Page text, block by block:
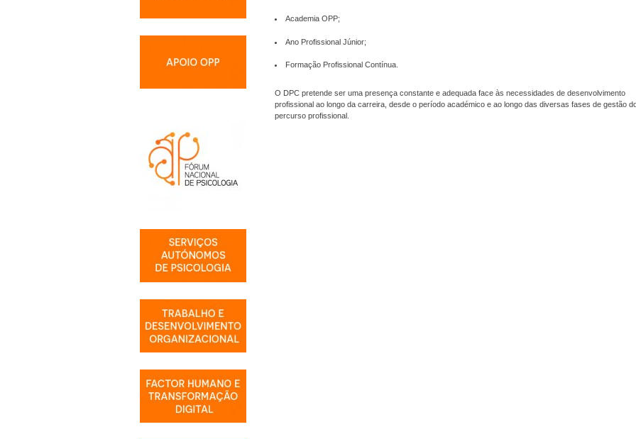
Academia OPP;
Ano Profissional Júnior;
Formação Profissional Contínua.
O DPC pretende ser uma presença constante e adequada face às necessidades de desenvolvimento
profissional ao longo da carreira, desde o período académico e ao longo das diversas fases de gestão
percurso profissional.